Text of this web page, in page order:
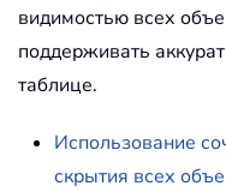
видимостью всех
поддерживать
таблице.
Использование
скрытия всех